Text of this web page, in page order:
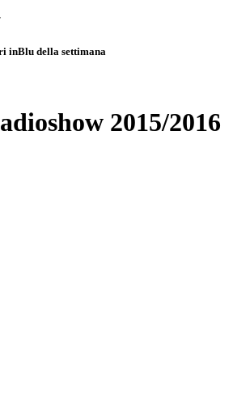
inBlu della settimana
2015/2016